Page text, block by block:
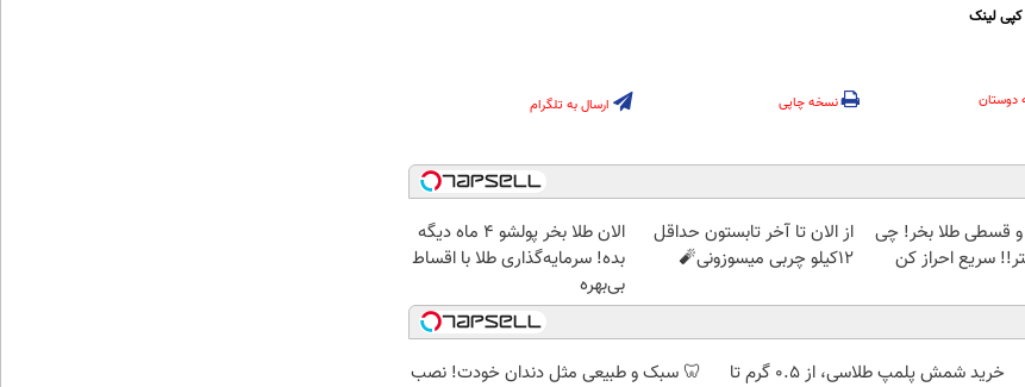
کپی لینک
دوستان نسخه چاپی ارسال به تلگرام
و قسطی طلا بخر! چی
سریع احراز کن
از الان تا آخر تابستون حداقل
12کیلو چربی میسوزونی🧨
الان طلا بخر پولشو 4 ماه دیگه
بده! سرمایه‌گذاری طلا با اقساط
بی‌بهره
خرید شمش پلمپ طلاسی، از ۰.۵ گرم تا
🦷 سبک و طبیعی مثل دندان خودت! نصب